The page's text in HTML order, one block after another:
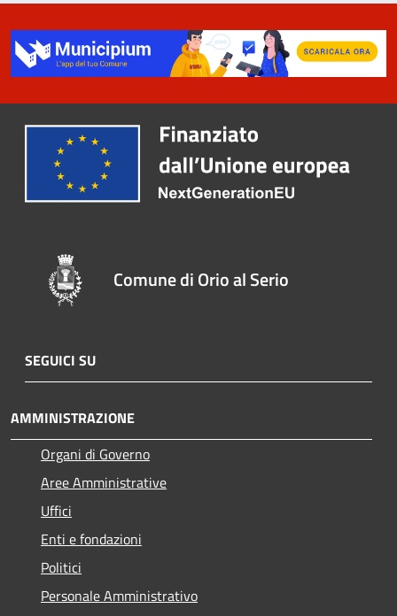
Comune di Orio al Serio
SEGUICI SU
AMMINISTRAZIONE
Organi di Governo
Aree Amministrative
Uffici
Enti e fondazioni
Politici
Personale Amministrativo